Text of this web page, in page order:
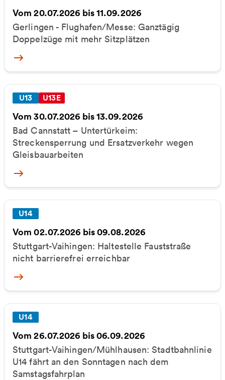
Vom 20.07.2026 bis 11.09.2026
Gerlingen - Flughafen/Messe: Ganztägig
Doppelzüge mit mehr Sitzplätzen
More
U13 U13E
Vom 30.07.2026 bis 13.09.2026
Bad Cannstatt – Untertürkeim:
Streckensperrung und Ersatzverkehr wegen
Gleisbauarbeiten
More
U14
Vom 02.07.2026 bis 09.08.2026
Stuttgart-Vaihingen: Haltestelle Fauststraße
nicht barrierefrei erreichbar
More
U14
Vom 26.07.2026 bis 06.09.2026
Stuttgart-Vaihingen/Mühlhausen: Stadtbahnlinie
U14 fährt an den Sonntagen nach dem
Samstagsfahrplan